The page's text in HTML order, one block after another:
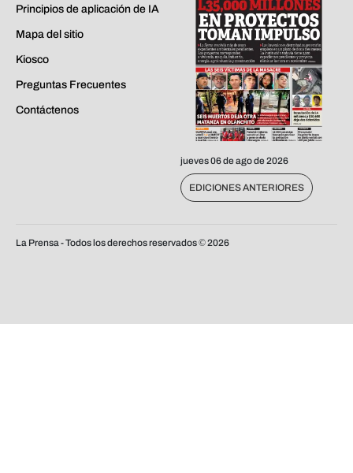
Principios de aplicación de IA
Mapa del sitio
Kiosco
Preguntas Frecuentes
Contáctenos
jueves 06 de ago de 2026
EDICIONES ANTERIORES
La Prensa - Todos los derechos reservados ©2026